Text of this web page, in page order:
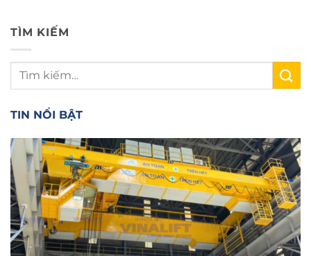
TÌM KIẾM
TIN NỔI BẬT